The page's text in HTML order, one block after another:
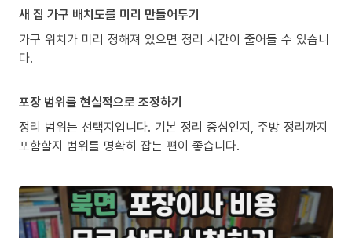
새 집 가구 배치도를 미리 만들어두기
가구 위치가 미리 정해져 있으면 정리 시간이 줄어들 수 있습니
다.
포장 범위를 현실적으로 조정하기
정리 범위는 선택지입니다. 기본 정리 중심인지, 주방 정리까지
포함할지 범위를 명확히 잡는 편이 좋습니다.